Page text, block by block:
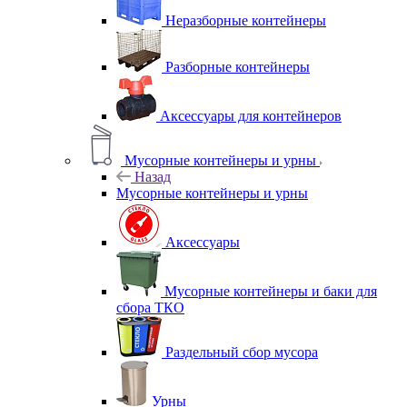
Неразборные контейнеры
Разборные контейнеры
Аксессуары для контейнеров
Мусорные контейнеры и урны
Назад
Мусорные контейнеры и урны
Аксессуары
Мусорные контейнеры и баки для
сбора ТКО
Раздельный сбор мусора
Урны